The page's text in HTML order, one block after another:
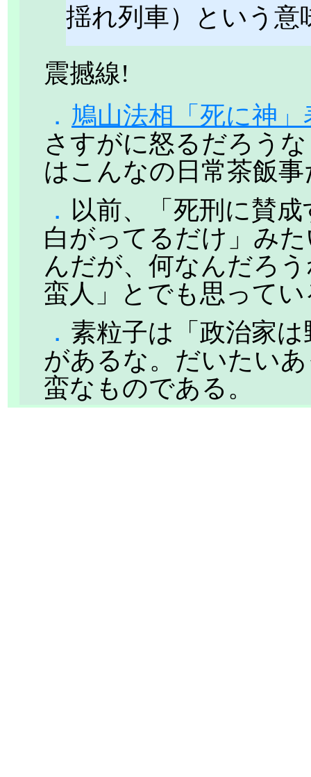
揺れ列車）という
震撼線!
． 鳩山法相「死に神
さすがに怒るだろう
はこんなの日常茶飯
． 以前、「死刑に賛
白がってるだけ」み
んだが、何なんだろ
蛮人」とでも思って
． 素粒子は「政治家
があるな。だいたい
蛮なものである。